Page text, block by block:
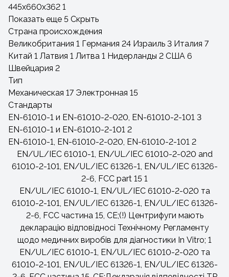
445х660х362 1
Показать еще 5 Скрыть
Страна происхождения
Великобритания 1 Германия 24 Израиль 3 Италия 7
Китай 1 Латвия 1 Литва 1 Нидерланды 2 США 6
Швейцария 2
Тип
Механическая 17 Электронная 15
Стандарты
EN-61010-1 и EN-61010-2-020, EN-61010-2-101 3
EN-61010-1 и EN-61010-2-101 2
EN-61010-1, EN-61010-2-020, EN-61010-2-101 2
EN/UL/IEC 61010-1, EN/UL/IEC 61010-2-020 and
61010-2-101, EN/UL/IEC 61326-1, EN/UL/IEC 61326-
2-6, FCC part 15 1
EN/UL/IEC 61010-1, EN/UL/IEC 61010-2-020 та
61010-2-101, EN/UL/IEC 61326-1, EN/UL/IEC 61326-
2-6, FCC частина 15, CE;(!) Центрифуги мають
декларацію відповідносі Технічному Регламенту
щодо медичних виробів для діагностики In Vitro; 1
EN/UL/IEC 61010-1, EN/UL/IEC 61010-2-020 та
61010-2-101, EN/UL/IEC 61326-1, EN/UL/IEC 61326-